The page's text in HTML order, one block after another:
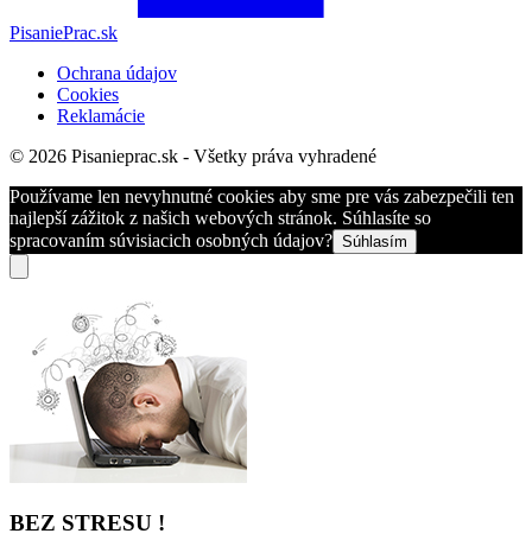
PisaniePrac.sk
Ochrana údajov
Cookies
Reklamácie
© 2026 Pisanieprac.sk - Všetky práva vyhradené
Používame len nevyhnutné cookies aby sme pre vás zabezpečili ten
najlepší zážitok z našich webových stránok. Súhlasíte so
spracovaním súvisiacich osobných údajov? Súhlasím
BEZ STRESU !